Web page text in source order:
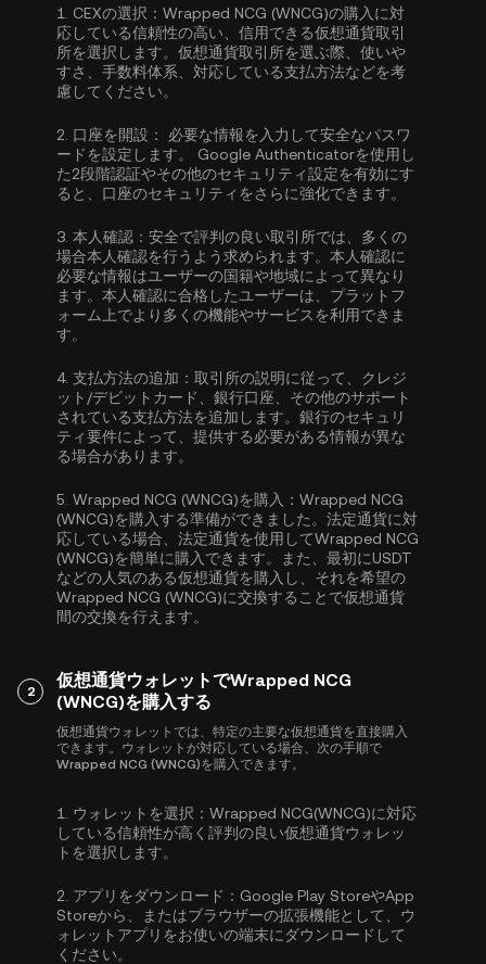
1. CEXの選択： Wrapped NCG (WNCG)の購入に対
応している信頼性の高い、信用できる仮想通貨取引
所を選択します。仮想通貨取引所を選ぶ際、使いや
すさ、手数料体系、対応している支払方法などを考
慮してください。
2. 口座を開設： 必要な情報を入力して安全なパスワ
ードを設定します。 Google Authenticatorを使用し
た2段階認証やその他のセキュリティ設定を有効にす
ると、口座のセキュリティをさらに強化できます。
3. 本人確認： 安全で評判の良い取引所では、多くの
場合本人確認を行うよう求められます。本人確認に
必要な情報はユーザーの国籍や地域によって異なり
ます。本人確認に合格したユーザーは、プラットフ
ォーム上でより多くの機能やサービスを利用できま
す。
4. 支払方法の追加： 取引所の説明に従って、クレジ
ット/デビットカード、銀行口座、その他のサポート
されている支払方法を追加します。銀行のセキュリ
ティ要件によって、提供する必要がある情報が異な
る場合があります。
5. Wrapped NCG (WNCG)を購入： Wrapped NCG
(WNCG)を購入する準備ができました。法定通貨に対
応している場合、法定通貨を使用してWrapped NCG
(WNCG)を簡単に購入できます。また、最初にUSDT
などの人気のある仮想通貨を購入し、それを希望の
Wrapped NCG (WNCG)に交換することで仮想通貨
間の交換を行えます。
2
仮想通貨ウォレットでWrapped NCG
(WNCG)を購入する
仮想通貨ウォレットでは、特定の主要な仮想通貨を直接購入
できます。ウォレットが対応している場合、次の手順で
Wrapped NCG (WNCG)を購入できます。
1. ウォレットを選択： Wrapped NCG(WNCG)に対応
している信頼性が高く評判の良い仮想通貨ウォレッ
トを選択します。
2. アプリをダウンロード： Google Play StoreやApp
Storeから、またはブラウザーの拡張機能として、ウ
ォレットアプリをお使いの端末にダウンロードして
ください。